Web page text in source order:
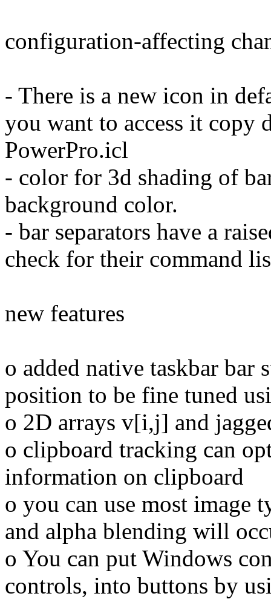
configuration-affecting
- There is a new icon in
you want to access it copy
PowerPro.icl
- color for 3d shading of
background color.
- bar separators have a
check for their command
new features
o added native taskbar bar
position to be fine tuned
o 2D arrays v[i,j] and
o clipboard tracking can
information on clipboard
o you can use most image
and alpha blending will
o You can put Windows
controls, into buttons by